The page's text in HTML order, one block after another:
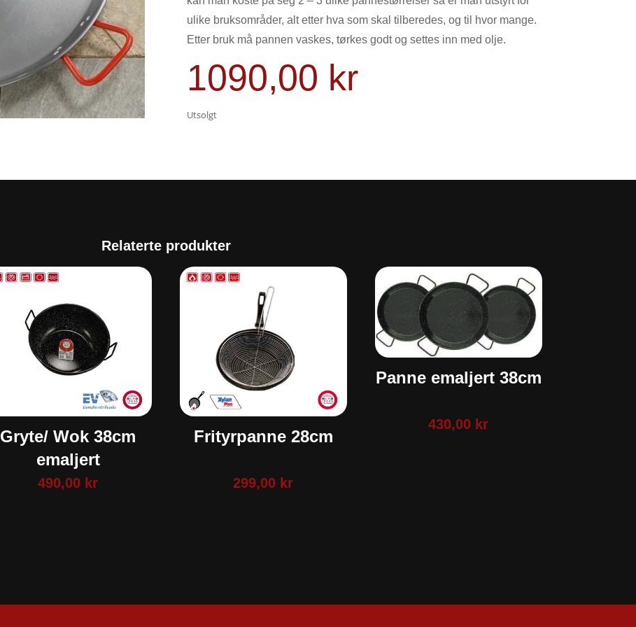
ulike bruksområder, alt etter hva som skal tilberedes, og til hvor mange.
Etter bruk må pannen vaskes, tørkes godt og settes inn med olje.
1090,00 kr
Utsolgt
Relaterte produkter
Gryte/ Wok 38cm
emaljert
490,00 kr
Frityrpanne 28cm
299,00 kr
Panne emaljert 38cm
430,00 kr